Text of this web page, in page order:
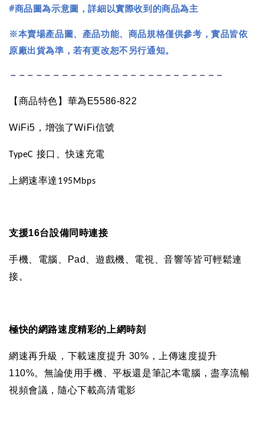
#商品圖為示意圖，詳細以實際收到的商品為主
※本賣場產品圖、產品功能、商品規格僅供參考，實品皆依
原廠出貨為準，若有更改恕不另行通知。
－－－－－－－－－－－－－－－－－－－－－－－－－
【商品特色】華為 E5586-822
WiFi5 ，增強了WiFi信號
TypeC 接口、快速充電
上網速率達195Mbps
支援16台設備同時連接
手機、電腦、 Pad
、遊戲機、電視、音響等皆可輕鬆連
接。
極快的網路速度精彩的上網時刻
網速再升級，下載速度提升 30% ，上傳速度提升
110%。無論使用手機、平板還是筆記本電腦，盡享流暢
視頻會議，隨心下載高清電影